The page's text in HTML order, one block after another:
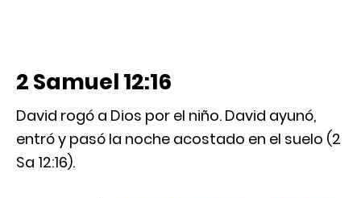
2 Samuel 12:16
David rogó a Dios por el niño. David ayunó,
entró y pasó la noche acostado en el suelo (2
Sa 12:16).